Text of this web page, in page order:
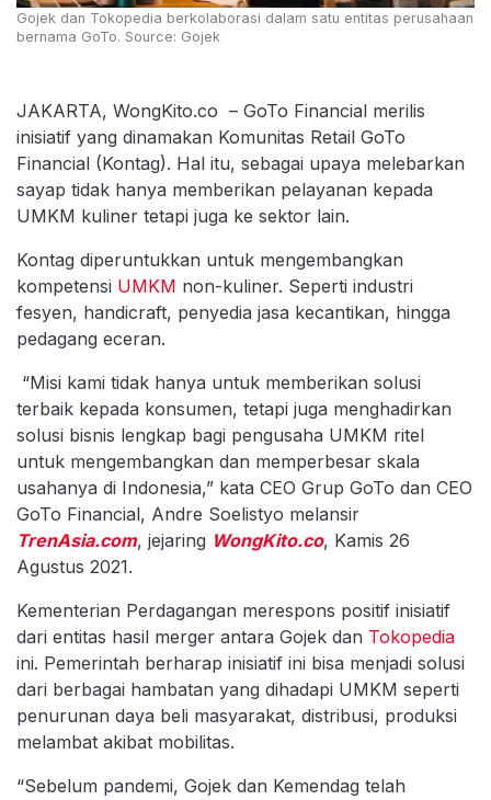
Gojek dan Tokopedia berkolaborasi dalam satu entitas perusahaan
bernama GoTo. Source: Gojek
JAKARTA, WongKito.co – GoTo Financial merilis
inisiatif yang dinamakan Komunitas Retail GoTo
Financial (Kontag). Hal itu, sebagai upaya melebarkan
sayap tidak hanya memberikan pelayanan kepada
UMKM kuliner tetapi juga ke sektor lain.
Kontag diperuntukkan untuk mengembangkan
kompetensi UMKM non-kuliner. Seperti industri
fesyen, handicraft, penyedia jasa kecantikan, hingga
pedagang eceran.
“Misi kami tidak hanya untuk memberikan solusi
terbaik kepada konsumen, tetapi juga menghadirkan
solusi bisnis lengkap bagi pengusaha UMKM ritel
untuk mengembangkan dan memperbesar skala
usahanya di Indonesia,” kata CEO Grup GoTo dan CEO
GoTo Financial, Andre Soelistyo melansir
TrenAsia.com, jejaring WongKito.co, Kamis 26
Agustus 2021.
Kementerian Perdagangan merespons positif inisiatif
dari entitas hasil merger antara Gojek dan Tokopedia
ini. Pemerintah berharap inisiatif ini bisa menjadi solusi
dari berbagai hambatan yang dihadapi UMKM seperti
penurunan daya beli masyarakat, distribusi, produksi
melambat akibat mobilitas.
“Sebelum pandemi, Gojek dan Kemendag telah